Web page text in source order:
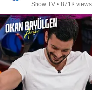
Show TV • 871K views